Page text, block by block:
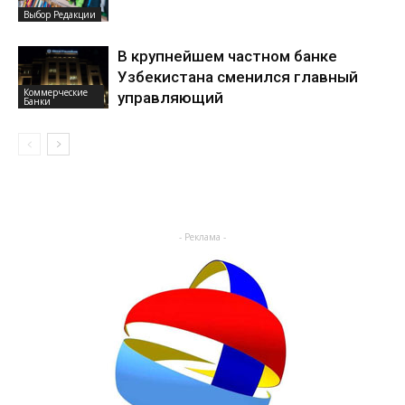
Выбор Редакции
Коммерческие
Банки
В крупнейшем частном банке
Узбекистана сменился главный
управляющий
- Реклама -